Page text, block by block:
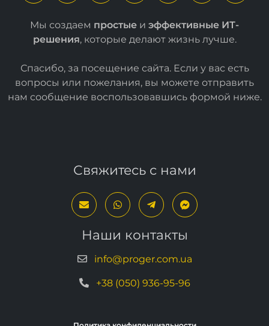
Мы создаем простые и эффективные ИТ-
решения, которые делают жизнь лучше.
Спасибо, за посещение сайта. Если у вас есть
вопросы или пожелания, вы можете отправить
нам сообщение воспользовавшись формой ниже.
Свяжитесь с нами
Наши контакты
info@proger.com.ua
+38 (050) 936-95-96